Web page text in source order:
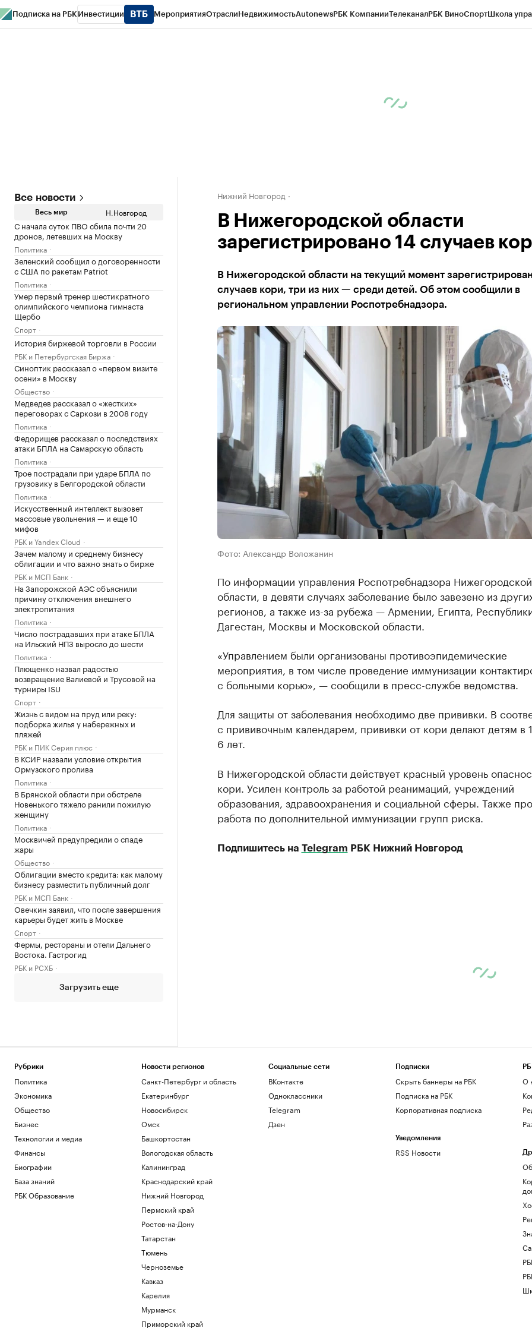
Подписка на РБК Инвестиции МероприятияОтраслиНедвижимостьAutonewsРБК КомпанииТелеканалРБК ВиноСпортШкола
Все новости
Весь мир Н.Новгород
С начала суток ПВО сбила почти 20
дронов, летевших на Москву
Политика
Зеленский сообщил о договоренности
с США по ракетам Patriot
Политика
Умер первый тренер шестикратного
олимпийского чемпиона гимнаста
Щербо
Спорт
История биржевой торговли в России
РБК и Петербургская Биржа
Синоптик рассказал о «первом визите
осени» в Москву
Общество
Медведев рассказал о «жестких»
переговорах с Саркози в 2008 году
Политика
Федорищев рассказал о последствиях
атаки БПЛА на Самарскую область
Политика
Трое пострадали при ударе БПЛА по
грузовику в Белгородской области
Политика
Искусственный интеллект вызовет
массовые увольнения — и еще 10
мифов
РБК и Yandex Cloud
Зачем малому и среднему бизнесу
облигации и что важно знать о бирже
РБК и МСП Банк
На Запорожской АЭС объяснили
причину отключения внешнего
электропитания
Политика
Число пострадавших при атаке БПЛА
на Ильский НПЗ выросло до шести
Политика
Плющенко назвал радостью
возвращение Валиевой и Трусовой на
турниры ISU
Спорт
Жизнь с видом на пруд или реку:
подборка жилья у набережных и
пляжей
РБК и ПИК Серия плюс
В КСИР назвали условие открытия
Ормузского пролива
Политика
В Брянской области при обстреле
Новенького тяжело ранили пожилую
женщину
Политика
Москвичей предупредили о спаде
жары
Общество
Облигации вместо кредита: как малому
бизнесу разместить публичный долг
РБК и МСП Банк
Овечкин заявил, что после завершения
карьеры будет жить в Москве
Спорт
Фермы, рестораны и отели Дальнего
Востока. Гастрогид
РБК и РСХБ
Загрузить еще
Нижний Новгород
В Нижегородской области
зарегистрировано 14 случаев
В Нижегородской области на текущий момент
случаев кори, три из них — среди детей. Об этом сообщили в
региональном управлении Роспотребнадзора.
Фото: Александр Воложанин
По информации управления Роспотребнадзора Нижегородской
области, в девяти случаях заболевание было завезено из
регионов, а также из-за рубежа — Армении, Египта,
Дагестан, Москвы и Московской области.
«Управлением были организованы противоэпидемические
мероприятия, в том числе проведение иммунизации
с больными корью», — сообщили в пресс-службе ведомства.
Для защиты от заболевания необходимо две прививки. В
с прививочным календарем, прививки от кори делают детям в
6 лет.
В Нижегородской области действует красный уровень
кори. Усилен контроль за работой реанимаций, учреждений
образования, здравоохранения и социальной сферы. Также
работа по дополнительной иммунизации групп риска.
Подпишитесь на Telegram РБК Нижний Новгород
Рубрики
Политика
Экономика
Общество
Бизнес
Технологии и медиа
Финансы
Биографии
База знаний
РБК Образование
Новости регионов
Санкт-Петербург и область
Екатеринбург
Новосибирск
Омск
Башкортостан
Вологодская область
Калининград
Краснодарский край
Нижний Новгород
Пермский край
Ростов-на-Дону
Татарстан
Тюмень
Черноземье
Кавказ
Карелия
Мурманск
Приморский край
Социальные сети
ВКонтакте
Одноклассники
Telegram
Дзен
Подписки
Скрыть баннеры на РБК
Подписка на РБК
Корпоративная подписка
Уведомления
RSS Новости
О